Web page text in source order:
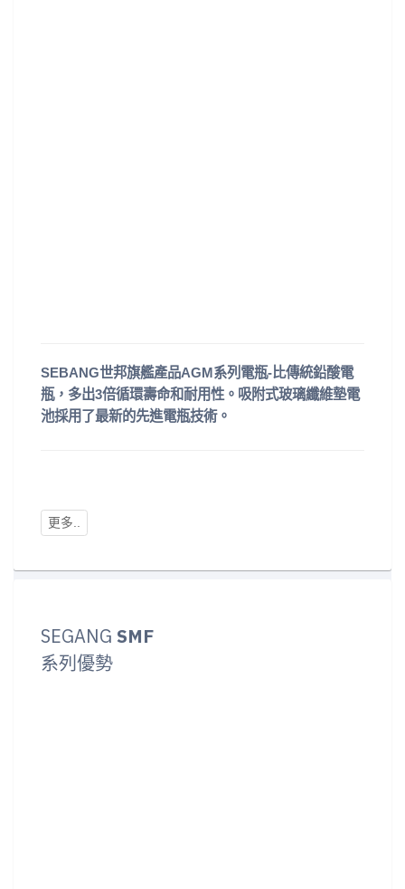
SEBANG世邦旗艦產品AGM系列電瓶-比傳統鉛酸電
瓶，多出3倍循環壽命和耐用性。吸附式玻璃纖維墊電
池採用了最新的先進電瓶技術。
SEGANG SMF
系列優勢